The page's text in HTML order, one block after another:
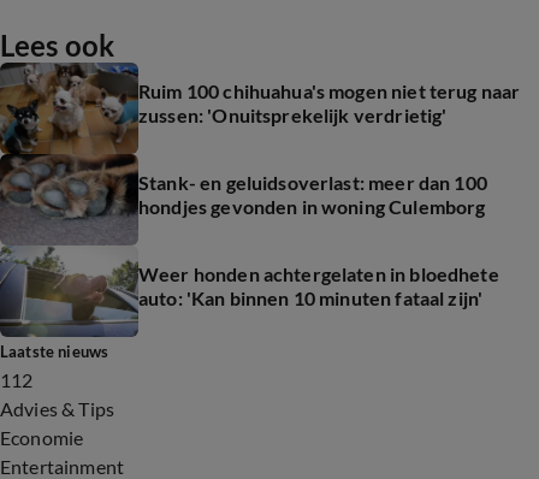
Lees ook
Ruim 100 chihuahua's mogen niet terug naar
zussen: 'Onuitsprekelijk verdrietig'
Stank- en geluidsoverlast: meer dan 100
hondjes gevonden in woning Culemborg
Weer honden achtergelaten in bloedhete
auto: 'Kan binnen 10 minuten fataal zijn'
Laatste nieuws
112
Advies & Tips
Economie
Entertainment